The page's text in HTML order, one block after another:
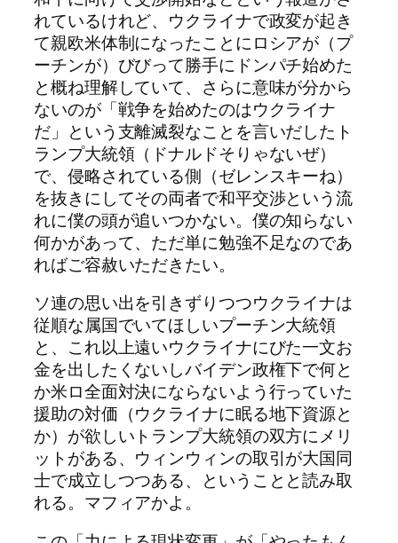
れているけれど、ウクライナで政変が起き
て親欧米体制になったことにロシアが（プ
ーチンが）びびって勝手にドンパチ始めた
と概ね理解していて、さらに意味が分から
ないのが「戦争を始めたのはウクライナ
だ」という支離滅裂なことを言いだしたト
ランプ大統領（ドナルドそりゃないぜ）
で、侵略されている側（ゼレンスキーね）
を抜きにしてその両者で和平交渉という流
れに僕の頭が追いつかない。僕の知らない
何かがあって、ただ単に勉強不足なのであ
ればご容赦いただきたい。
ソ連の思い出を引きずりつつウクライナは
従順な属国でいてほしいプーチン大統領
と、これ以上遠いウクライナにびた一文お
金を出したくないしバイデン政権下で何と
か米ロ全面対決にならないよう行っていた
援助の対価（ウクライナに眠る地下資源と
か）が欲しいトランプ大統領の双方にメリ
ットがある、ウィンウィンの取引が大国同
士で成立しつつある、ということと読み取
れる。マフィアかよ。